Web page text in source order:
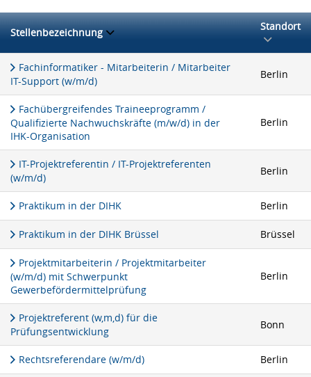
Stellenbezeichnung Standort
Fachinformatiker - Mitarbeiterin / Mitarbeiter
IT-Support (w/m/d)
Berlin
Fachübergreifendes Traineeprogramm /
Qualifizierte Nachwuchskräfte (m/w/d) in der
IHK-Organisation
Berlin
IT-Projektreferentin / IT-Projektreferenten
(w/m/d)
Berlin
Praktikum in der DIHK Berlin
Praktikum in der DIHK Brüssel Brüssel
Projektmitarbeiterin / Projektmitarbeiter
(w/m/d) mit Schwerpunkt
Gewerbefördermittelprüfung
Berlin
Projektreferent (w,m,d) für die
Prüfungsentwicklung
Bonn
Rechtsreferendare (w/m/d) Berlin